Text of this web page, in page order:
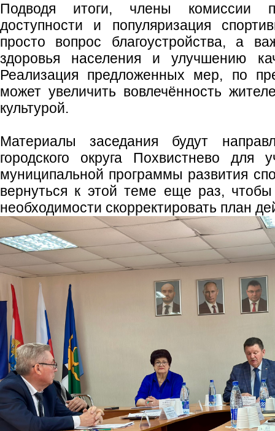
Подводя итоги, члены комиссии
доступности и популяризация
просто вопрос благоустройства, а
здоровья населения и улучшению
Реализация предложенных мер, по
может увеличить вовлечённость
культурой.
Материалы заседания будут
городского округа Похвистнево для
муниципальной программы развития
вернуться к этой теме еще раз,
необходимости скорректировать план